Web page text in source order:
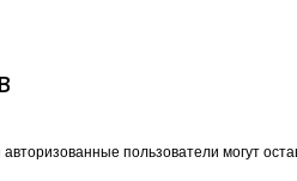
пользователи могут